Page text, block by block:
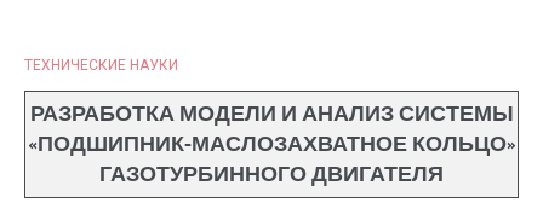
ТЕХНИЧЕСКИЕ НАУКИ
РАЗРАБОТКА МОДЕЛИ И АНАЛИЗ СИСТЕМЫ
«ПОДШИПНИК-МАСЛОЗАХВАТНОЕ КОЛЬЦО»
ГАЗОТУРБИННОГО ДВИГАТЕЛЯ